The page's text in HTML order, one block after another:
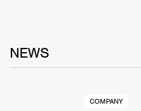
NEWS
COMPANY